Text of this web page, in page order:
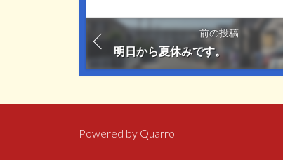
前の投稿
明日から夏休みです。
Powered by Quarro